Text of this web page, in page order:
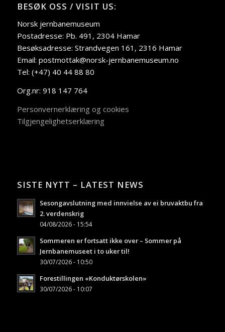
BESØK OSS / VISIT US:
Norsk jernbanemuseum
Postadresse: Pb. 491, 2304 Hamar
Besøksadresse: Strandvegen 161, 2316 Hamar
Email: postmottak@norsk-jernbanemuseum.no
Tel: (+47) 40 44 88 80
Org.nr: 918 147 764
Personvernerklæring og cookies
Tilgjengelighetserklæring
SISTE NYTT – LATEST NEWS
Sesongavslutning med innvielse av ei bruvaktbu fra
2. verdenskrig
04/08/2026 - 15:54
Sommeren er fortsatt ikke over – Sommer på
Jernbanemuseet i to uker til!
30/07/2026 - 10:50
Forestillingen «Konduktørskolen»
30/07/2026 - 10:07